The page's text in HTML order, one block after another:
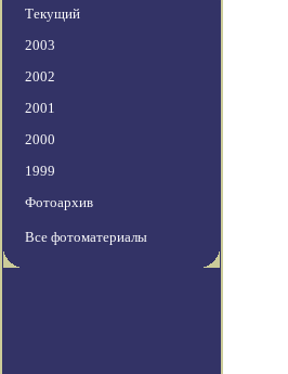
Текущий
2003
2002
2001
2000
1999
Фотоархив
Все фотоматериалы